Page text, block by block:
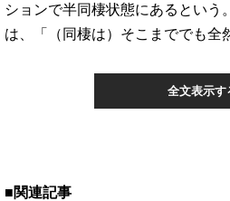
ションで半同棲状態にあるという
は、「（同棲は）そこまででも
全文表示す
■関連記事